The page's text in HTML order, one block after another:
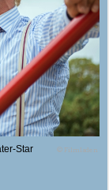
Star
© Filmladen